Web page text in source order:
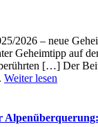
2026 – neue
Geheimtipp auf
[…] Der
Weiter lesen